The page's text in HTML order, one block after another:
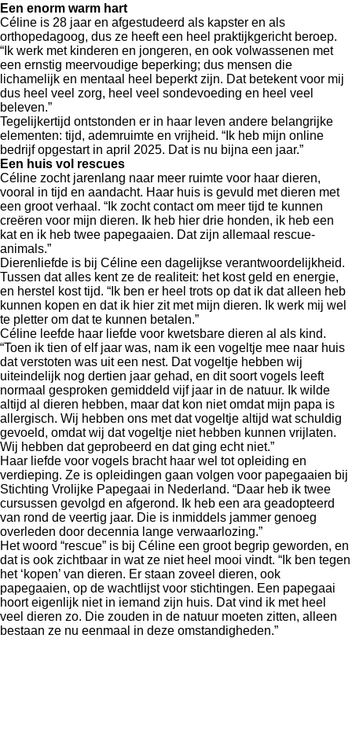
Een enorm warm hart
Céline is 28 jaar en afgestudeerd als kapster en als
orthopedagoog, dus ze heeft een heel praktijkgericht beroep.
“Ik werk met kinderen en jongeren, en ook volwassenen met
een ernstig meervoudige beperking; dus mensen die
lichamelijk en mentaal heel beperkt zijn. Dat betekent voor mij
dus heel veel zorg, heel veel sondevoeding en heel veel
beleven.”
Tegelijkertijd ontstonden er in haar leven andere belangrijke
elementen: tijd, ademruimte en vrijheid. “Ik heb mijn online
bedrijf opgestart in april 2025. Dat is nu bijna een jaar.”
Een huis vol rescues
Céline zocht jarenlang naar meer ruimte voor haar dieren,
vooral in tijd en aandacht. Haar huis is gevuld met dieren met
een groot verhaal. “Ik zocht contact om meer tijd te kunnen
creëren voor mijn dieren. Ik heb hier drie honden, ik heb een
kat en ik heb twee papegaaien. Dat zijn allemaal rescue-
animals.”
Dierenliefde is bij Céline een dagelijkse verantwoordelijkheid.
Tussen dat alles kent ze de realiteit: het kost geld en energie,
en herstel kost tijd. “Ik ben er heel trots op dat ik dat alleen heb
kunnen kopen en dat ik hier zit met mijn dieren. Ik werk mij wel
te pletter om dat te kunnen betalen.”
Céline leefde haar liefde voor kwetsbare dieren al als kind.
“Toen ik tien of elf jaar was, nam ik een vogeltje mee naar huis
dat verstoten was uit een nest. Dat vogeltje hebben wij
uiteindelijk nog dertien jaar gehad, en dit soort vogels leeft
normaal gesproken gemiddeld vijf jaar in de natuur. Ik wilde
altijd al dieren hebben, maar dat kon niet omdat mijn papa is
allergisch. Wij hebben ons met dat vogeltje altijd wat schuldig
gevoeld, omdat wij dat vogeltje niet hebben kunnen vrijlaten.
Wij hebben dat geprobeerd en dat ging echt niet.”
Haar liefde voor vogels bracht haar wel tot opleiding en
verdieping. Ze is opleidingen gaan volgen voor papegaaien bij
Stichting Vrolijke Papegaai in Nederland. “Daar heb ik twee
cursussen gevolgd en afgerond. Ik heb een ara geadopteerd
van rond de veertig jaar. Die is inmiddels jammer genoeg
overleden door decennia lange verwaarlozing.”
Het woord “rescue” is bij Céline een groot begrip geworden, en
dat is ook zichtbaar in wat ze niet heel mooi vindt. “Ik ben tegen
het ‘kopen’ van dieren. Er staan zoveel dieren, ook
papegaaien, op de wachtlijst voor stichtingen. Een papegaai
hoort eigenlijk niet in iemand zijn huis. Dat vind ik met heel
veel dieren zo. Die zouden in de natuur moeten zitten, alleen
bestaan ze nu eenmaal in deze omstandigheden.”